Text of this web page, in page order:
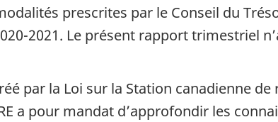
prescrites par le Conseil du
2021. Le présent rapport trimestriel
par la Loi sur la Station canadienne
a pour mandat d’approfondir les